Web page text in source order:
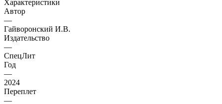
Характеристики
Автор
—
Гайворонский И.В.
Издательство
—
СпецЛит
Год
—
2024
Переплет
—